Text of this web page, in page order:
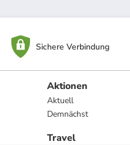
Sichere Verbindung
Aktionen
Aktuell
Demnächst
Travel